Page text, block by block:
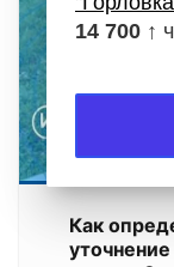
Как
14 700 ↑